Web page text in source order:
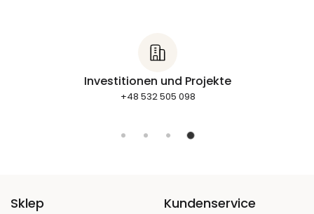
Investitionen und Projekte
+48 532 505 098
Sklep Kundenservice